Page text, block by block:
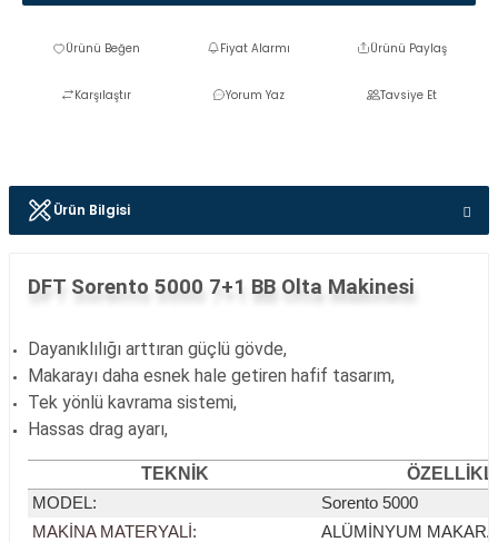
Fiyat Alarmı Ürünü Paylaş
Karşılaştır Yorum Yaz Tavsiye Et
Ürün Bilgisi
DFT Sorento 5000 7+1 BB Olta Makinesi
Dayanıklılığı arttıran güçlü gövde,
Makarayı daha esnek hale getiren hafif tasarım,
Tek yönlü kavrama sistemi,
Hassas drag ayarı,
TEKNİK
MODEL:
Sorento 5000
MAKİNA MATERYALİ :
ALÜMİNYUM MAKARA